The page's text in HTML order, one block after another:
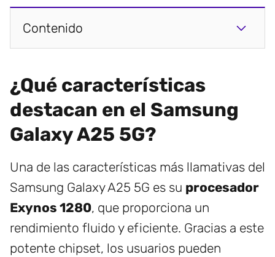
Contenido
¿Qué características
destacan en el Samsung
Galaxy A25 5G?
Una de las características más llamativas del
Samsung Galaxy A25 5G es su procesador
Exynos 1280, que proporciona un
rendimiento fluido y eficiente. Gracias a este
potente chipset, los usuarios pueden